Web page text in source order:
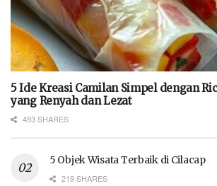
5 Ide Kreasi Camilan Simpel dengan
yang Renyah dan Lezat
493 SHARES
5 Objek Wisata Terbaik di Cilacap
219 SHARES